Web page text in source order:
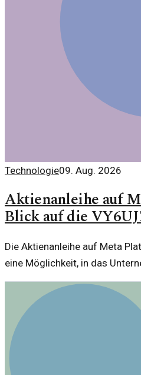
Technologie09. Aug. 2026
Aktienanleihe auf
Blick auf die
Die Aktienanleihe auf Meta
eine Möglichkeit, in das
während sie von
Kurs und die
potenzielle Anleger.